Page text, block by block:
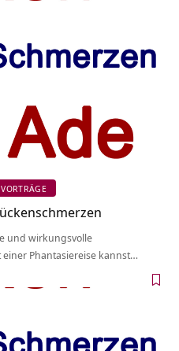
VORTRÄGE
und wirkungsvolle
Phantasiereise kannst…